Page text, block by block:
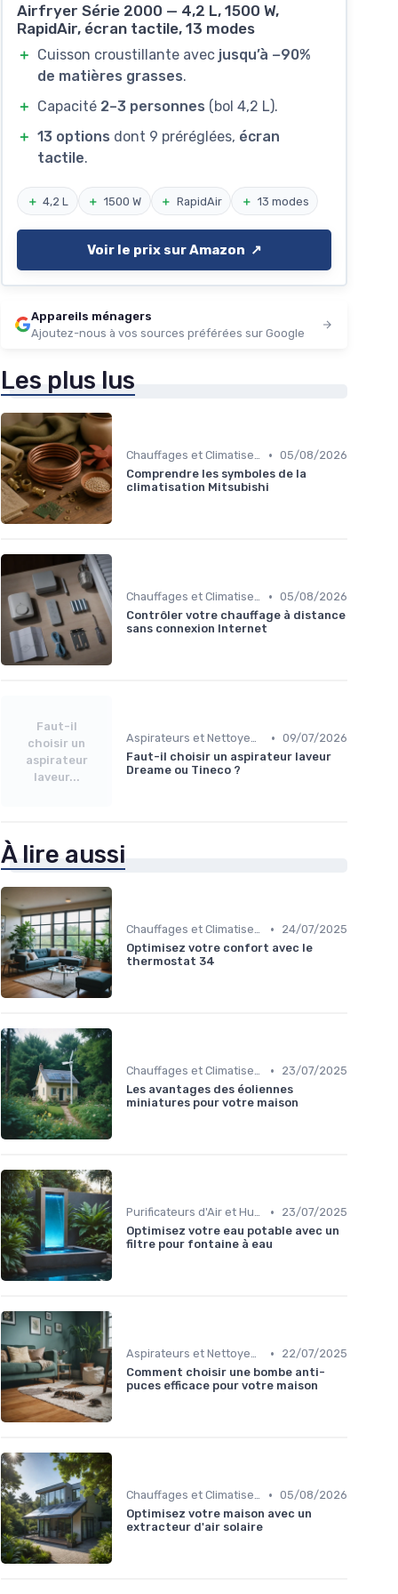
Airfryer Série 2000 — 4,2 L, 1500 W,
RapidAir, écran tactile, 13 modes
＋ Cuisson croustillante avec jusqu’à −90%
de matières grasses.
＋ Capacité 2–3 personnes (bol 4,2 L).
＋ 13 options dont 9 préréglées, écran
tactile.
＋ 4,2 L ＋ 1500 W ＋ RapidAir ＋ 13 modes
Voir le prix sur Amazon ↗️
Appareils ménagers
Ajoutez-nous à vos sources préférées sur Google
Les plus lus
Chauffages et Climatiseurs • 05/08/2026
Comprendre les symboles de la
climatisation Mitsubishi
Chauffages et Climatiseurs • 05/08/2026
Contrôler votre chauffage à distance
sans connexion Internet
Faut-il
choisir un
aspirateur
laveur...
Aspirateurs et Nettoyeurs • 09/07/2026
Faut-il choisir un aspirateur laveur
Dreame ou Tineco ?
À lire aussi
Chauffages et Climatiseurs •
24/07/2025
Optimisez votre confort avec le
thermostat 34
Chauffages et Climatiseurs •
23/07/2025
Les avantages des éoliennes
miniatures pour votre maison
Purificateurs d'Air et Humidificateurs •
23/07/2025
Optimisez votre eau potable avec un
filtre pour fontaine à eau
Aspirateurs et Nettoyeurs •
22/07/2025
Comment choisir une bombe anti-
puces efficace pour votre maison
Chauffages et Climatiseurs • 05/08/2026
Optimisez votre maison avec un
extracteur d'air solaire